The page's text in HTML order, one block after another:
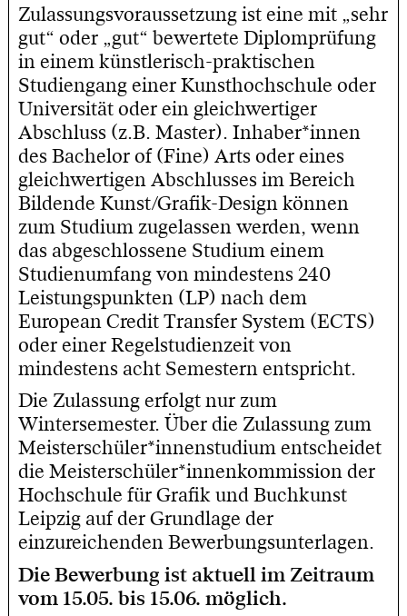
Zulassungsvoraussetzung ist eine mit „sehr
gut“ oder „gut“ bewertete Diplomprüfung
in einem künstlerisch-praktischen
Studiengang einer Kunsthochschule oder
Universität oder ein gleichwertiger
Abschluss (z.B. Master). Inhaber*innen
des Bachelor of (Fine) Arts oder eines
gleichwertigen Abschlusses im Bereich
Bildende Kunst/Grafik-Design können
zum Studium zugelassen werden, wenn
das abgeschlossene Studium einem
Studienumfang von mindestens 240
Leistungspunkten (LP) nach dem
European Credit Transfer System (ECTS)
oder einer Regelstudienzeit von
mindestens acht Semestern entspricht.
Die Zulassung erfolgt nur zum
Wintersemester. Über die Zulassung zum
Meisterschüler*innenstudium entscheidet
die Meisterschüler*innenkommission der
Hochschule für Grafik und Buchkunst
Leipzig auf der Grundlage der
einzureichenden Bewerbungsunterlagen.
Die Bewerbung ist aktuell im Zeitraum
vom 15.05. bis 15.06. möglich.